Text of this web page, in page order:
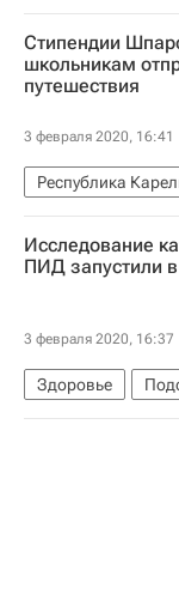
Стипендии
школьникам
путешествия
3 февраля 2020, 16:41
Республика
Дмитрий Шпаро
Исследование
ПИД запустили
3 февраля 2020, 16:37
Здоровье